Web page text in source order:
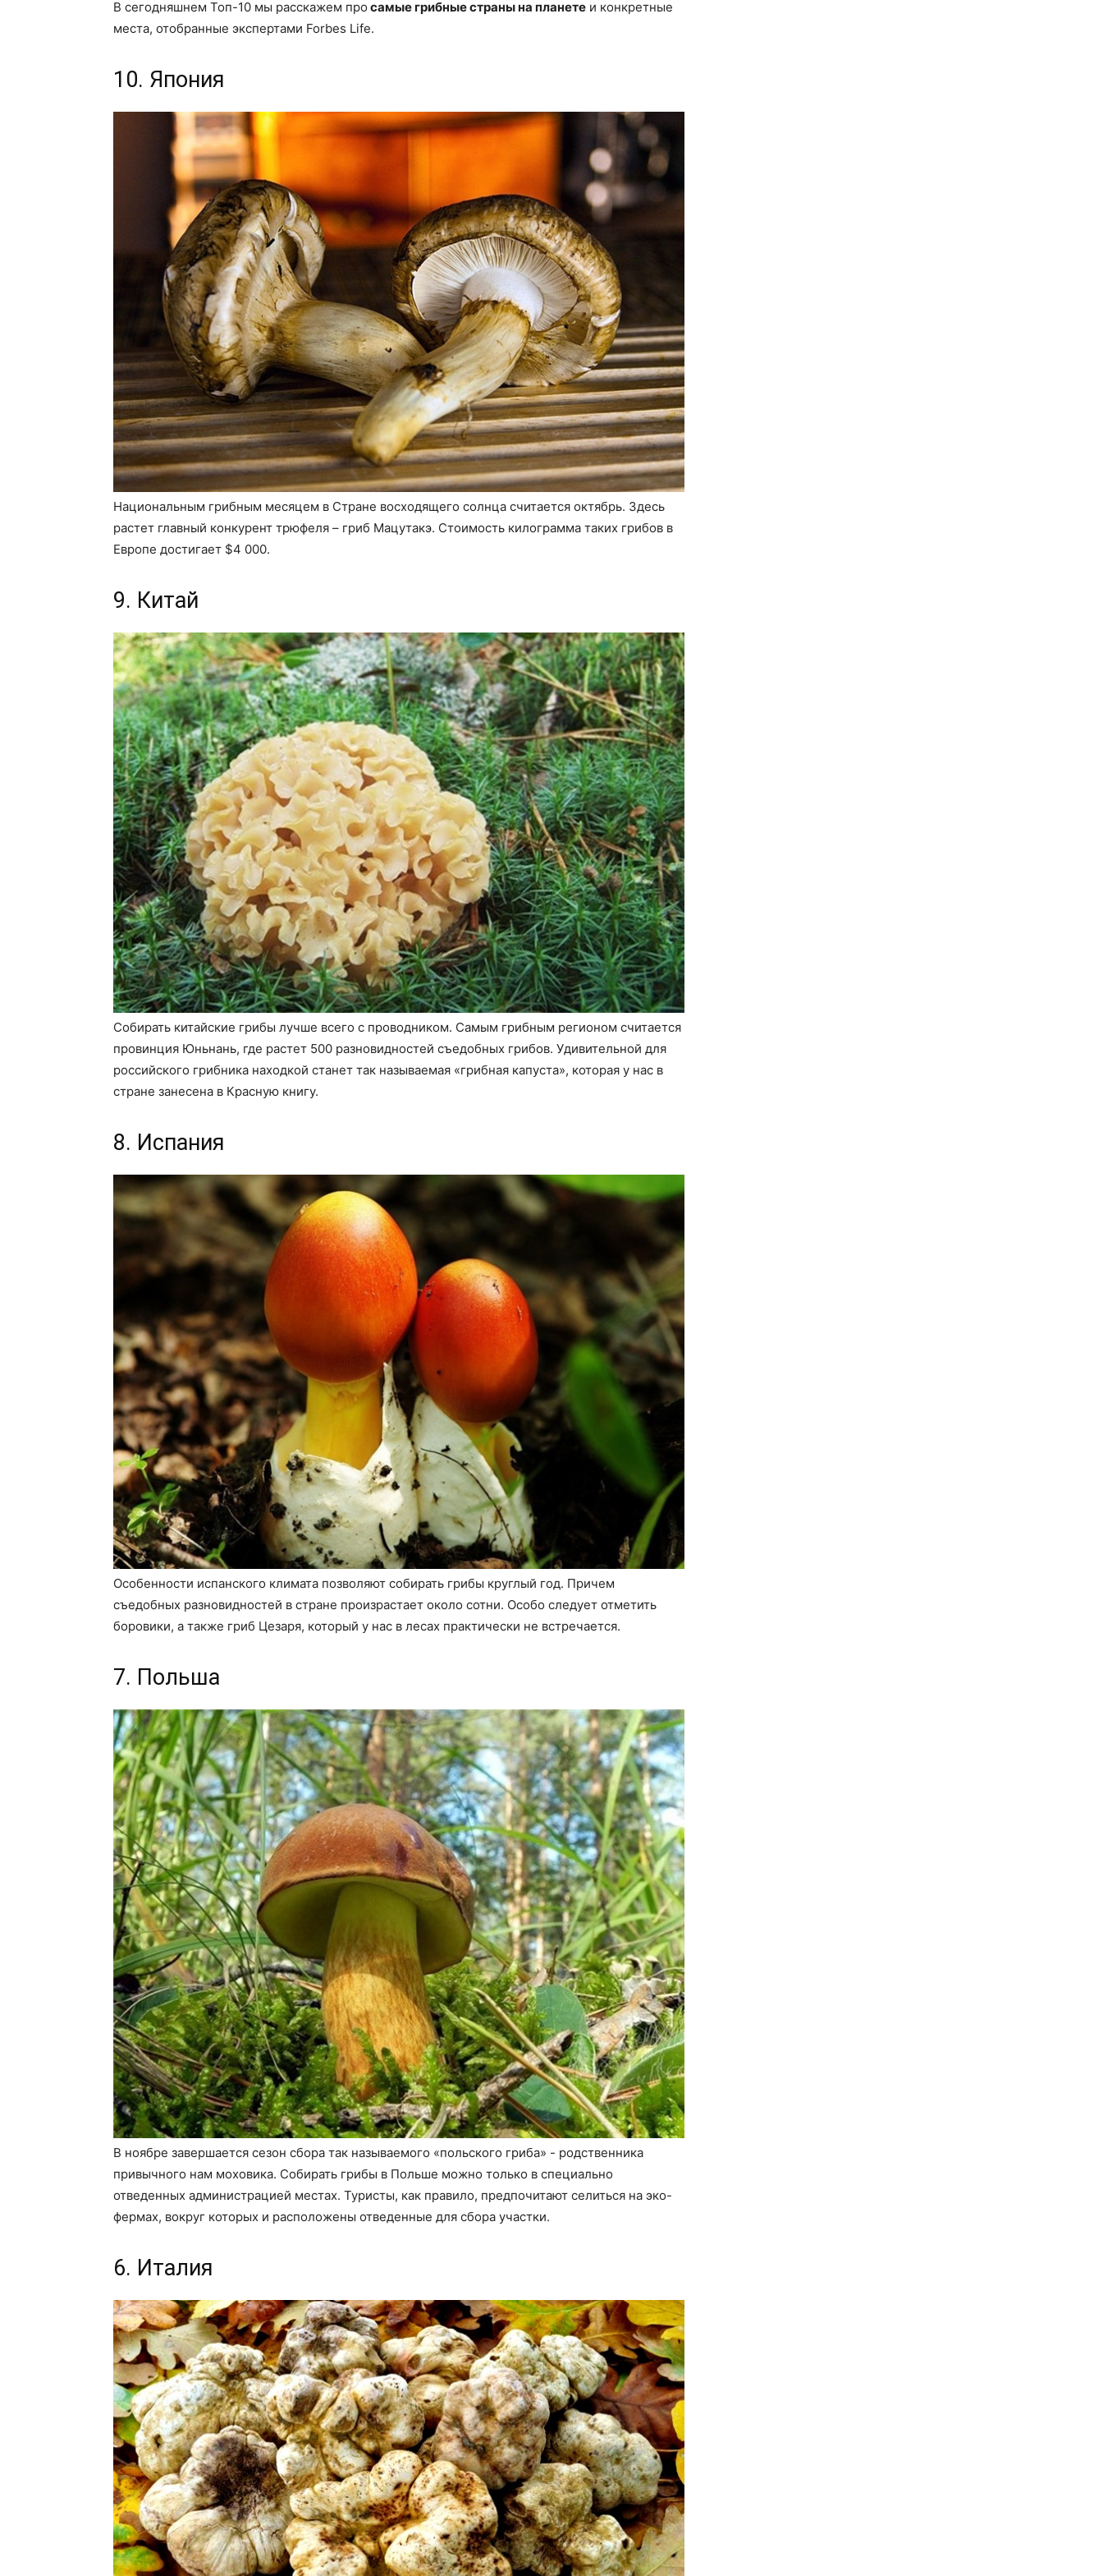
В сегодняшнем Топ-10 мы расскажем про самые грибные страны на планете и конкретные
места, отобранные экспертами Forbes Life.
10. Япония
Национальным грибным месяцем в Стране восходящего солнца считается октябрь. Здесь
растет главный конкурент трюфеля – гриб Мацутакэ. Стоимость килограмма таких грибов в
Европе достигает $4 000.
9. Китай
Собирать китайские грибы лучше всего с проводником. Самым грибным регионом считается
провинция Юньнань, где растет 500 разновидностей съедобных грибов. Удивительной для
российского грибника находкой станет так называемая «грибная капуста», которая у нас в
стране занесена в Красную книгу.
8. Испания
Особенности испанского климата позволяют собирать грибы круглый год. Причем
съедобных разновидностей в стране произрастает около сотни. Особо следует отметить
боровики, а также гриб Цезаря, который у нас в лесах практически не встречается.
7. Польша
В ноябре завершается сезон сбора так называемого «польского гриба» - родственника
привычного нам моховика. Собирать грибы в Польше можно только в специально
отведенных администрацией местах. Туристы, как правило, предпочитают селиться на эко-
фермах, вокруг которых и расположены отведенные для сбора участки.
6. Италия